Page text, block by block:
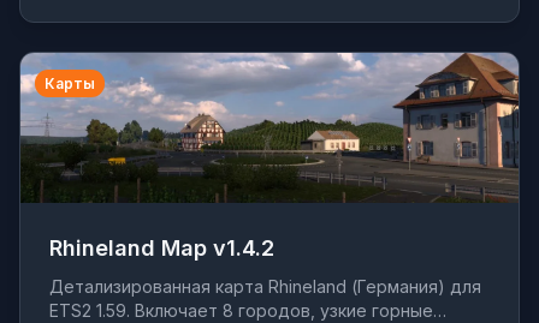
Карты
Rhineland Map v1.4.2
Детализированная карта Rhineland (Германия) для
ETS2 1.59. Включает 8 городов, узкие горные